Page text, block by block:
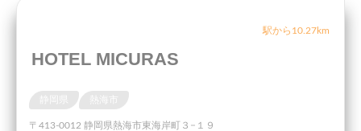
駅から10.27km
HOTEL MICURAS
〒413-0012 静岡県熱海市東海岸町３−１９